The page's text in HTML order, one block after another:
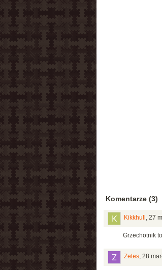
Komentarze (3)
Kikkhull , 27
Grzechotnik
Zetes, 28